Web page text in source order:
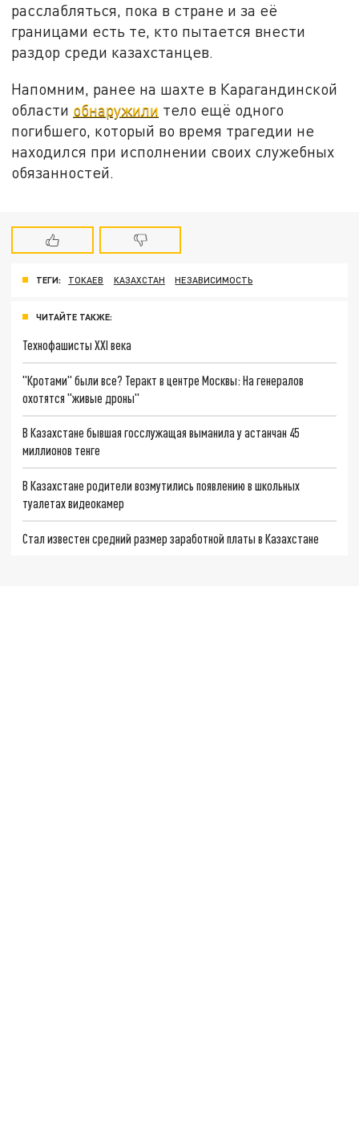
расслабляться, пока в стране и за её
границами есть те, кто пытается внести
раздор среди казахстанцев.
Напомним, ранее на шахте в Карагандинской
области обнаружили тело ещё одного
погибшего, который во время трагедии не
находился при исполнении своих служебных
обязанностей.
ТЕГИ: ТОКАЕВ КАЗАХСТАН НЕЗАВИСИМОСТЬ
ЧИТАЙТЕ ТАКЖЕ:
Технофашисты XXI века
"Кротами" были все? Теракт в центре Москвы: На генералов
охотятся "живые дроны"
В Казахстане бывшая госслужащая выманила у астанчан 45
миллионов тенге
В Казахстане родители возмутились появлению в школьных
туалетах видеокамер
Стал известен средний размер заработной платы в Казахстане